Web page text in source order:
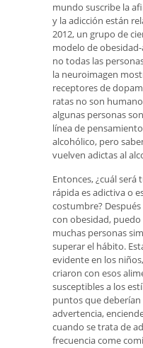
mundo suscribe la
y la adicción están
2012, un grupo de
modelo de
no todas las
la neuroimagen
receptores de
ratas no son
algunas personas
línea de
alcohólico, pero
vuelven adictas al
Entonces, ¿cuál será
rápida es adictiva o
costumbre?
con obesidad,
muchas personas
superar el hábito.
evidente en los
criaron con esos
susceptibles a los
puntos que
advertencia,
cuando se trata de
frecuencia come